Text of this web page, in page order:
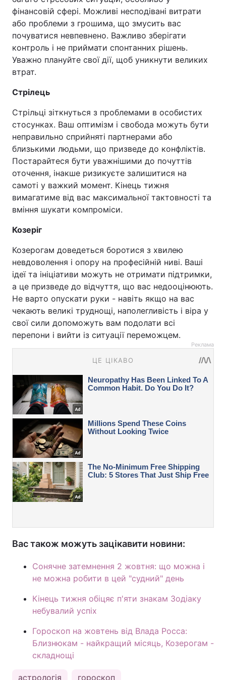
фінансовій сфері. Можливі несподівані витрати
або проблеми з грошима, що змусить вас
почуватися невпевнено. Важливо зберігати
контроль і не приймати спонтанних рішень.
Уважно плануйте свої дії, щоб уникнути великих
втрат.
Стрілець
Стрільці зіткнуться з проблемами в особистих
стосунках. Ваш оптимізм і свобода можуть бути
неправильно сприйняті партнерами або
близькими людьми, що призведе до конфліктів.
Постарайтеся бути уважнішими до почуттів
оточення, інакше ризикуєте залишитися на
самоті у важкий момент. Кінець тижня
вимагатиме від вас максимальної тактовності та
вміння шукати компроміси.
Козеріг
Козерогам доведеться боротися з хвилею
невдоволення і опору на професійній ниві. Ваші
ідеї та ініціативи можуть не отримати підтримки,
а це призведе до відчуття, що вас недооцінюють.
Не варто опускати руки - навіть якщо на вас
чекають великі труднощі, наполегливість і віра у
свої сили допоможуть вам подолати всі
перепони і вийти із ситуації переможцем.
Реклама
Вас також можуть зацікавити новини:
Сонячне затемнення 2 жовтня: що можна і
не можна робити в цей "судний" день
Кінець тижня обіцяє п'яти знакам Зодіаку
небувалий успіх
Гороскоп на жовтень від Влада Росса:
Близнюкам - найкращий місяць, Козерогам -
складнощі
астрологія гороскоп